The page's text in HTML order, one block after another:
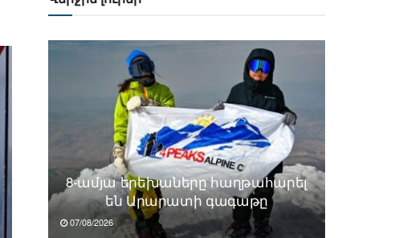
8-ամյա երեխաները հաղթահարել
են Արարատի գագաթը
07/08/2026